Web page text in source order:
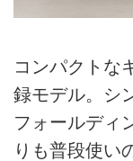
コンパクトな
録モデル。シ
フォールディ
りも普段使い